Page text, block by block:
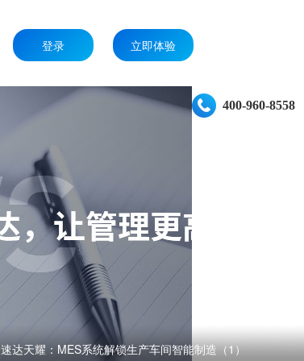
登录 立即体验
400-960-8558
速达天耀：MES系统解锁生产车间智能制造（1）